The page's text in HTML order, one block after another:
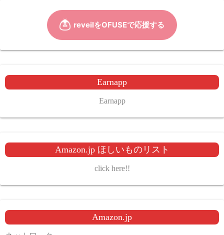
Earnapp
Earnapp
Amazon.jp ほしいものリスト
click here!!
Amazon.jp